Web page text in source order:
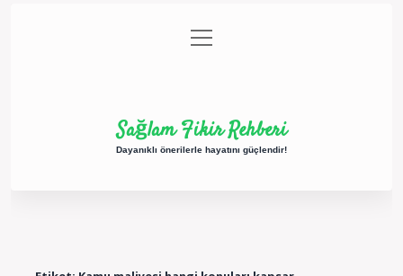
Gizlilik Politikası
menüyü
aç
Sağlam Fikir Rehberi
Dayanıklı önerilerle hayatını güçlendir!